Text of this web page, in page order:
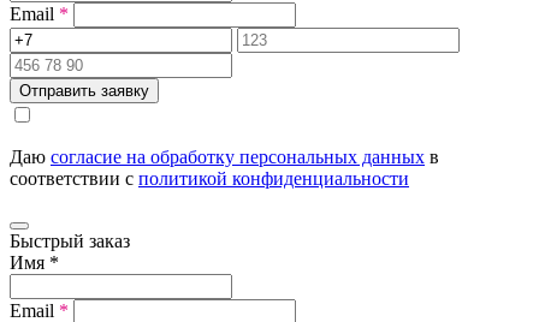
Email *
Отправить заявку
Даю согласие на обработку персональных данных в
соответствии с политикой конфиденциальности
Быстрый заказ
Имя *
Email *